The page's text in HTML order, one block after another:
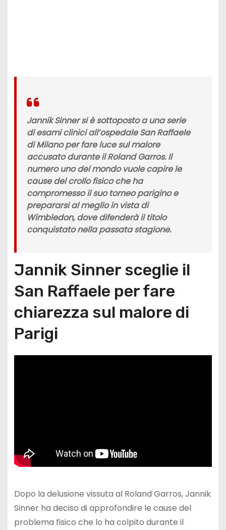
Jannik Sinner si è sottoposto a una serie
di esami clinici all’ospedale San Raffaele
di Milano per fare luce sul malore
accusato durante il Roland Garros. Il
numero uno del mondo vuole capire le
cause del crollo fisico che ha
compromesso il suo torneo parigino e
prepararsi al meglio in vista di
Wimbledon, dove difenderà il titolo
conquistato nella passata stagione.
Jannik Sinner sceglie il
San Raffaele per fare
chiarezza sul malore di
Parigi
Dopo la delusione vissuta al Roland Garros, Jannik
Sinner ha deciso di approfondire le cause del
problema fisico che lo ha colpito durante il